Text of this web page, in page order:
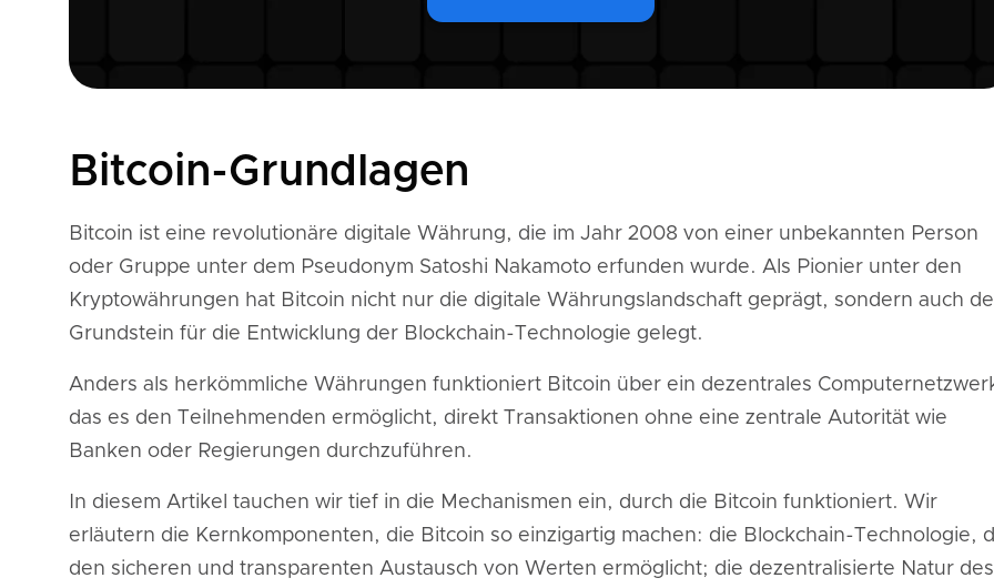
Bitcoin-Grundlagen
Bitcoin ist eine revolutionäre digitale Währung, die im Jahr 2008 von einer unbekannten Person
oder Gruppe unter dem Pseudonym Satoshi Nakamoto erfunden wurde. Als Pionier unter den
Kryptowährungen hat Bitcoin nicht nur die digitale Währungslandschaft geprägt, sondern auch
Grundstein für die Entwicklung der Blockchain-Technologie gelegt.
Anders als herkömmliche Währungen funktioniert Bitcoin über ein dezentrales
das es den Teilnehmenden ermöglicht, direkt Transaktionen ohne eine zentrale Autorität wie
Banken oder Regierungen durchzuführen.
In diesem Artikel tauchen wir tief in die Mechanismen ein, durch die Bitcoin funktioniert. Wir
erläutern die Kernkomponenten, die Bitcoin so einzigartig machen: die Blockchain-Technologie,
den sicheren und transparenten Austausch von Werten ermöglicht; die dezentralisierte Natur des